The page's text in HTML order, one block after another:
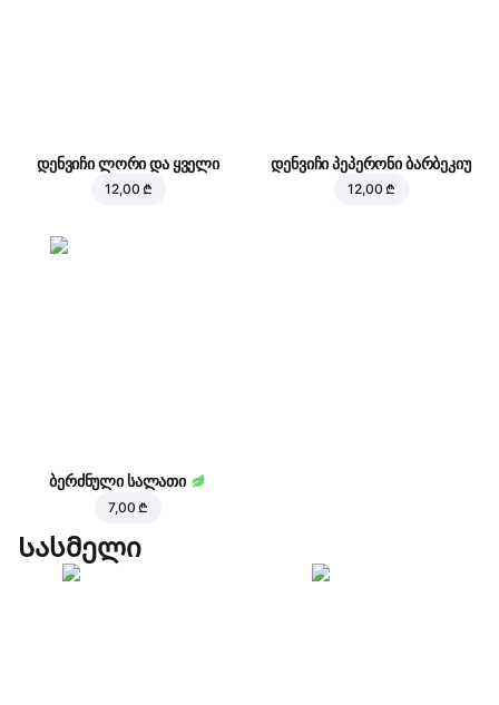
დენვიჩი ლორი და ყველი
12,00 ₾
დენვიჩი პეპერონი ბარბეკიუ
12,00 ₾
ბერძნული სალათი
7,00 ₾
Სასმელი